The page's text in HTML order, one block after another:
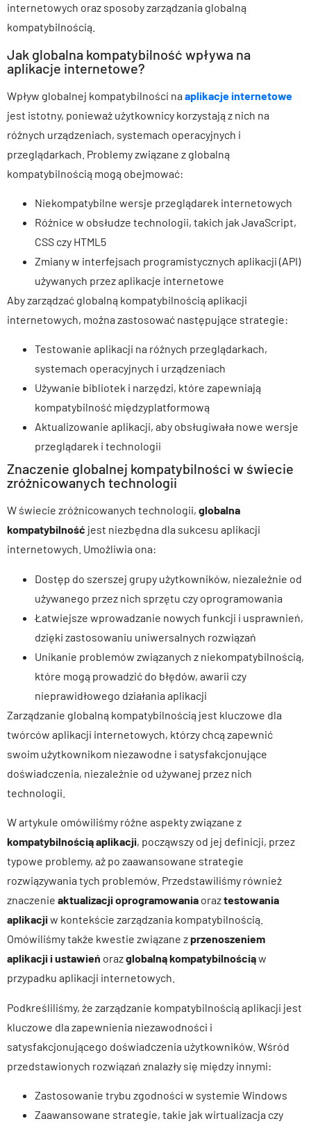
internetowych oraz sposoby zarządzania globalną
kompatybilnością.
Jak globalna kompatybilność wpływa na
aplikacje internetowe?
Wpływ globalnej kompatybilności na aplikacje internetowe
jest istotny, ponieważ użytkownicy korzystają z nich na
różnych urządzeniach, systemach operacyjnych i
przeglądarkach. Problemy związane z globalną
kompatybilnością mogą obejmować:
Niekompatybilne wersje przeglądarek internetowych
Różnice w obsłudze technologii, takich jak JavaScript,
CSS czy HTML5
Zmiany w interfejsach programistycznych aplikacji (API)
używanych przez aplikacje internetowe
Aby zarządzać globalną kompatybilnością aplikacji
internetowych, można zastosować następujące strategie:
Testowanie aplikacji na różnych przeglądarkach,
systemach operacyjnych i urządzeniach
Używanie bibliotek i narzędzi, które zapewniają
kompatybilność międzyplatformową
Aktualizowanie aplikacji, aby obsługiwała nowe wersje
przeglądarek i technologii
Znaczenie globalnej kompatybilności w świecie
zróżnicowanych technologii
W świecie zróżnicowanych technologii, globalna
kompatybilność jest niezbędna dla sukcesu aplikacji
internetowych. Umożliwia ona:
Dostęp do szerszej grupy użytkowników, niezależnie od
używanego przez nich sprzętu czy oprogramowania
Łatwiejsze wprowadzanie nowych funkcji i usprawnień,
dzięki zastosowaniu uniwersalnych rozwiązań
Unikanie problemów związanych z niekompatybilnością,
które mogą prowadzić do błędów, awarii czy
nieprawidłowego działania aplikacji
Zarządzanie globalną kompatybilnością jest kluczowe dla
twórców aplikacji internetowych, którzy chcą zapewnić
swoim użytkownikom niezawodne i satysfakcjonujące
doświadczenia, niezależnie od używanej przez nich
technologii.
W artykule omówiliśmy różne aspekty związane z
kompatybilnością aplikacji, począwszy od jej definicji, przez
typowe problemy, aż po zaawansowane strategie
rozwiązywania tych problemów. Przedstawiliśmy również
znaczenie aktualizacji oprogramowania oraztestowania
aplikacjiw kontekście zarządzania kompatybilnością.
Omówiliśmy także kwestie związane zprzenoszeniem
aplikacji i ustawień orazglobalną kompatybilnościąw
przypadku aplikacji internetowych.
Podkreśliliśmy, że zarządzanie kompatybilnością aplikacji jest
kluczowe dla zapewnienia niezawodności i
satysfakcjonującego doświadczenia użytkowników. Wśród
przedstawionych rozwiązań znalazły się między innymi:
Zastosowanie trybu zgodności w systemie Windows
Zaawansowane strategie, takie jak wirtualizacja czy